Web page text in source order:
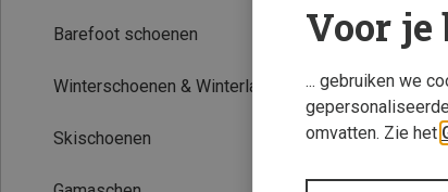
Barefoot schoenen
Winterschoenen & Winterlaarzen
Skischoenen
Voor je
... gebruiken we
omvatten. Zie het